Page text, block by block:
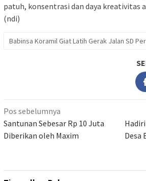
patuh, konsentrasi dan daya kreativitas
(ndi)
Babinsa Koramil Giat Latih Gerak Jalan SD
Navigasi
pos
Pos sebelumnya
Santunan Sebesar Rp 10 Juta
Diberikan oleh Maxim
Desa